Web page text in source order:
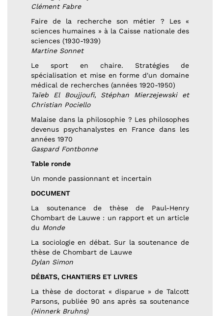
Clément Fabre
Faire de la recherche son métier ? Les «
sciences humaines » à la Caisse nationale des
sciences (1930-1939)
Martine Sonnet
Le sport en chaire. Stratégies de
spécialisation et mise en forme d'un domaine
médical de recherches (années 1920-1950)
Taïeb El Boujjoufi, Stéphan Mierzejewski et
Christian Pociello
Malaise dans la philosophie ? Les philosophes
devenus psychanalystes en France dans les
années 1970
Gaspard Fontbonne
Table ronde
Un monde passionnant et incertain
DOCUMENT
La soutenance de thèse de Paul-Henry
Chombart de Lauwe : un rapport et un article
du Monde
La sociologie en débat. Sur la soutenance de
thèse de Chombart de Lauwe
Dylan Simon
DÉBATS, CHANTIERS ET LIVRES
La thèse de doctorat « disparue » de Talcott
Parsons, publiée 90 ans après sa soutenance
(Hinnerk Bruhns)